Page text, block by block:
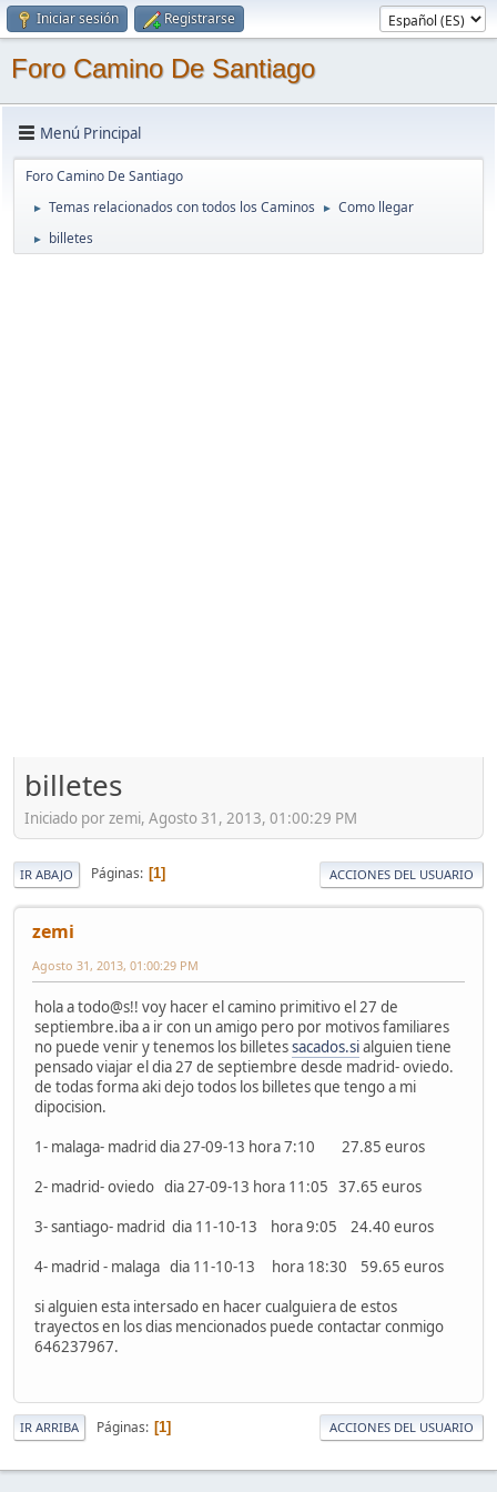
Iniciar sesión Registrarse
Foro Camino De Santiago
Menú Principal
Foro Camino De Santiago
► Temas relacionados con todos los Caminos ► Como llegar
► billetes
billetes
Iniciado por zemi, Agosto 31, 2013, 01:00:29 PM
IR ABAJO Páginas 1 ACCIONES DEL USUARIO
zemi
Agosto 31, 2013, 01:00:29 PM
hola a todo@s!! voy hacer el camino primitivo el 27 de
septiembre.iba a ir con un amigo pero por motivos familiares
no puede venir y tenemos los billetessacados.sialguien tiene
pensado viajar el dia 27 de septiembre desde madrid- oviedo.
de todas forma aki dejo todos los billetes que tengo a mi
dipocision.
1- malaga- madrid dia 27-09-13 hora 7:10 27.85 euros
2- madrid- oviedo dia 27-09-13 hora 11:05 37.65 euros
3- santiago- madrid dia 11-10-13 hora 9:05 24.40 euros
4- madrid - malaga dia 11-10-13 hora 18:30 59.65 euros
si alguien esta intersado en hacer cualguiera de estos
trayectos en los dias mencionados puede contactar conmigo
646237967.
IR ARRIBA Páginas 1 ACCIONES DEL USUARIO